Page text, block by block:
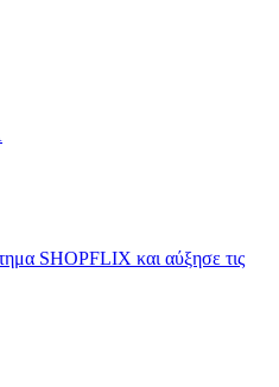
SHOPFLIX και αύξησε τις